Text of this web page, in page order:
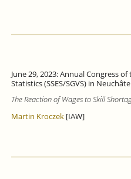
June 29, 2023: Annual Congress
Statistics (SSES/SGVS) in
The Reaction of Wages to Skill
Martin Kroczek[IAW]